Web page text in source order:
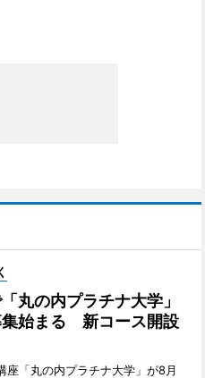
丸の内プラチナ大学」
集始まる 新コース開設
座「丸の内プラチナ大学」が8月